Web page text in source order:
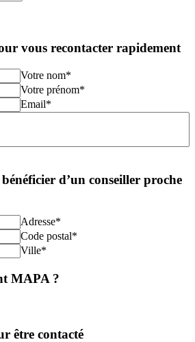
vous recontacter rapidement
Votre nom*
Votre prénom*
Email*
d’un conseiller proche
Adresse*
Code postal*
Ville*
MAPA ?
être contacté